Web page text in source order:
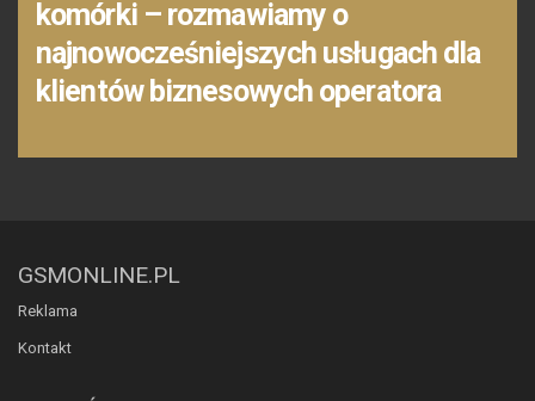
komórki – rozmawiamy o
najnowocześniejszych usługach dla
klientów biznesowych operatora
GSMONLINE.PL
Reklama
Kontakt